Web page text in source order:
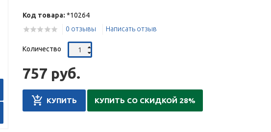
Код товара: *10264
0 отзывы
Написать отзыв
Количество
757 руб.
КУПИТЬ КУПИТЬ СО СКИДКОЙ 28%